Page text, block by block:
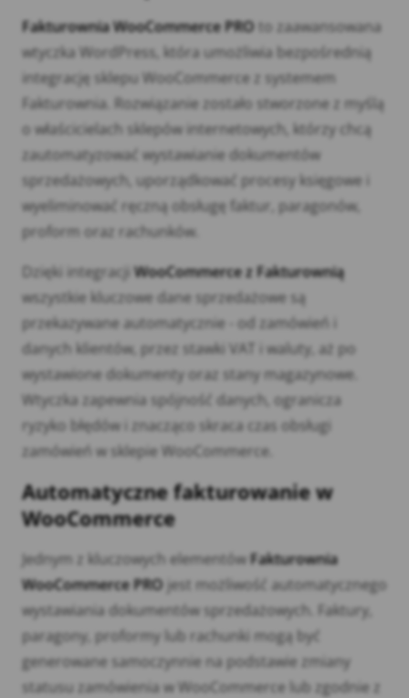
Fakturownia WooCommerce PRO to zaawansowana
wtyczka WordPress, która umożliwia bezpośrednią
integrację sklepu WooCommerce z systemem
Fakturownia. Rozwiązanie zostało stworzone z myślą
o właścicielach sklepów internetowych, którzy chcą
zautomatyzować wystawianie dokumentów
sprzedażowych, uporządkować procesy księgowe i
wyeliminować ręczną obsługę faktur, paragonów,
proform oraz rachunków.
Dzięki integracji WooCommerce z Fakturownią
wszystkie kluczowe dane sprzedażowe są
przekazywane automatycznie - od zamówień i
danych klientów, przez stawki VAT i waluty, aż po
wystawione dokumenty oraz stany magazynowe.
Wtyczka zapewnia spójność danych, ogranicza
ryzyko błędów i znacząco skraca czas obsługi
zamówień w sklepie WooCommerce.
Automatyczne fakturowanie w
WooCommerce
Jednym z kluczowych elementówFakturownia
WooCommerce PRO jest możliwość automatycznego
wystawiania dokumentów sprzedażowych. Faktury,
paragony, proformy lub rachunki mogą być
generowane samoczynnie na podstawie zmiany
statusu zamówienia w WooCommerce lub zgodnie z